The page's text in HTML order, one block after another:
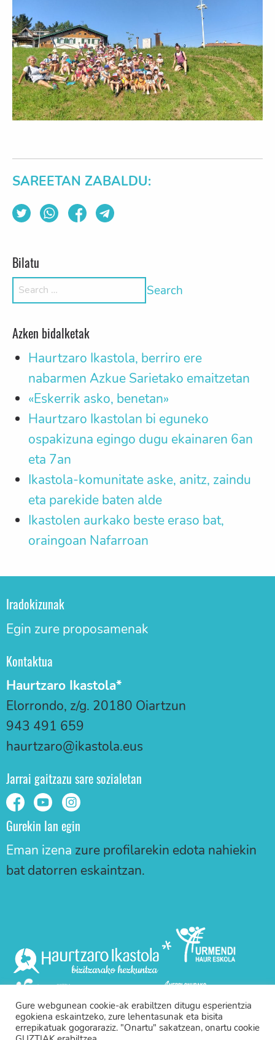
SAREETAN ZABALDU:
Bilatu
Search for:
Azken bidalketak
Haurtzaro Ikastola, berriro ere
nabarmen Azkue Sarietako emaitzetan
«Eskerrik asko, benetan»
Haurtzaro Ikastolan bi eguneko
ospakizuna egingo dugu ekainaren 6an
eta 7an
Ikastola-komunitate aske, anitz, zaindu
eta parekide baten alde
Ikastolen aurkako beste eraso bat,
oraingoan Nafarroan
Iradokizunak
Egin zure proposamenak
Kontaktua
Haurtzaro Ikastola*
Elorrondo, z/g. 20180 Oiartzun
943 491 659
haurtzaro@ikastola.eus
Jarrai gaitzazu sare sozialetan
Gurekin lan egin
Eman izena zure profilarekin edota nahiekin
bat datorren eskaintzan.
Gure webgunean cookie-ak erabiltzen ditugu esperientzia
egokiena eskaintzeko, zure lehentasunak eta bisita
errepikatuak gogoraraziz. "Onartu" sakatzean, onartu cookie